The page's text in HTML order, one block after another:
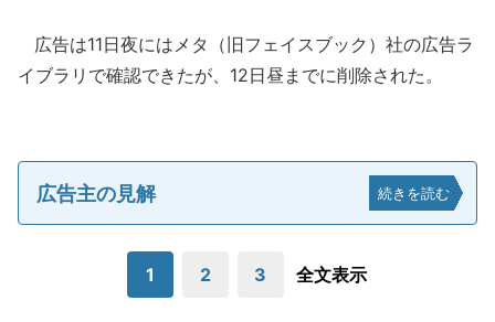
広告は11日夜にはメタ（旧フェイスブック）社の広告ラ
イブラリで確認できたが、12日昼までに削除された。
広告主の見解 続きを読む
1 2 3 全文表示